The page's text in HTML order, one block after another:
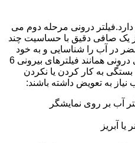
درونی مرحله دوم می
یک صافی دقیق با حساسیت چند
در آب را شناسایی و به خود
جذب نماید.زمان تعویض فیلترهای درونی همانند فیلترهای بیرونی 6
بستگی به کار کردن یا نکردن
نیاز به تعویض داشته باشند:
آب بر روی نمایشگر
آبریز